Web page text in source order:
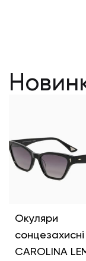
Окуляри
сонцезахисні
CAROLINA